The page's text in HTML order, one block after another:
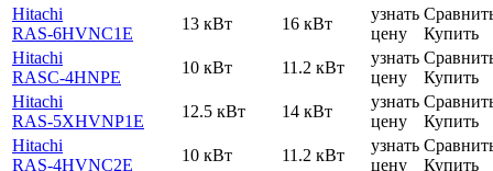
Hitachi
RAS-6HVNC1E
13 кВт 16 кВт
узнать
цену
Купить
Hitachi
RASC-4HNPE
10 кВт 11.2 кВт
узнать
цену
Купить
Hitachi
RAS-5XHVNP1E
12.5 кВт 14 кВт
узнать
цену
Купить
Hitachi
RAS-4HVNC2E
10 кВт 11.2 кВт
узнать
цену
Купить